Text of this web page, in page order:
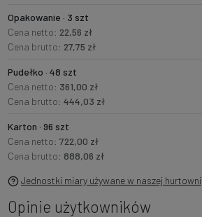
Opakowanie · 3 szt
Cena netto: 22,56 zł
Cena brutto: 27,75 zł
Pudełko · 48 szt
Cena netto: 361,00 zł
Cena brutto: 444,03 zł
Karton · 96 szt
Cena netto: 722,00 zł
Cena brutto: 888,06 zł
Jednostki miary używane w naszej hurtowni
Opinie użytkowników